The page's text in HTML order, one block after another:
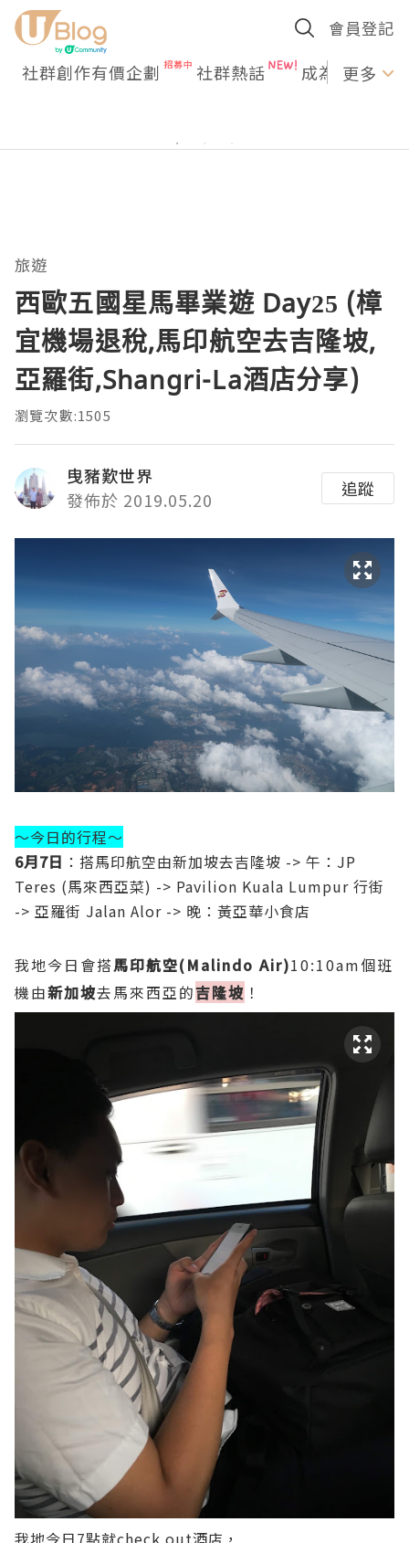
會員登記
社群創作有價企劃 社群熱話 成為U更多
旅遊
西歐五國星馬畢業遊 Day25 (樟
宜機場退稅,馬印航空去吉隆坡,
亞羅街,Shangri-La酒店分享)
瀏覽次數:1505
曳豬歎世界
發佈於 2019.05.20
追蹤
～今日的行程～
6月7日 ：搭馬印航空由新加坡去吉隆坡 -> 午：JP
Teres (馬來西亞菜) -> Pavilion Kuala Lumpur 行街
-> 亞羅街 Jalan Alor -> 晚：黃亞華小食店
我地今日會搭馬印航空(Malindo Air)10:10am個班
機由新加坡去馬來西亞的吉隆坡 ！